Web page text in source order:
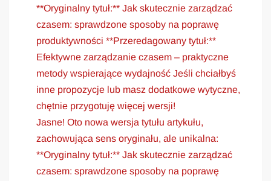
**Oryginalny tytuł:** Jak skutecznie zarządzać
czasem: sprawdzone sposoby na poprawę
produktywności **Przeredagowany tytuł:**
Efektywne zarządzanie czasem – praktyczne
metody wspierające wydajność Jeśli chciałbyś
inne propozycje lub masz dodatkowe wytyczne,
chętnie przygotuję więcej wersji!
Jasne! Oto nowa wersja tytułu artykułu,
zachowująca sens oryginału, ale unikalna:
**Oryginalny tytuł:** Jak skutecznie zarządzać
czasem: sprawdzone sposoby na poprawę